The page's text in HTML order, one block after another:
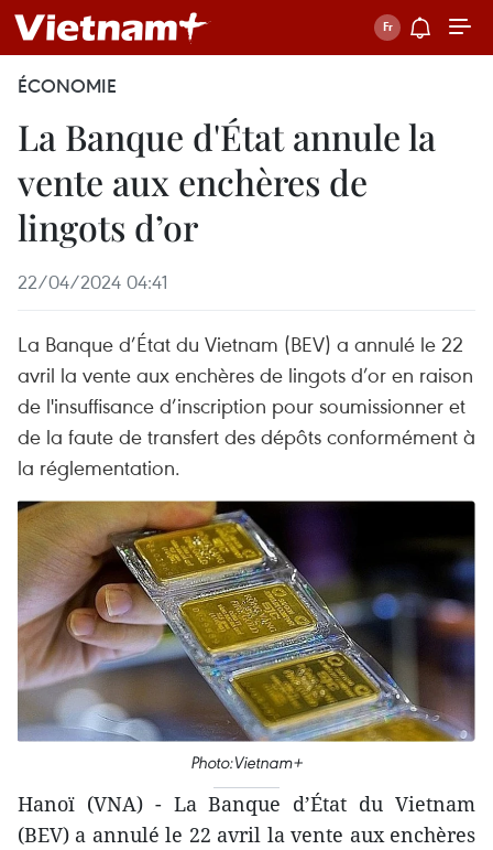
ÉCONOMIE
La Banque d'État annule la
vente aux enchères de
lingots d’or
22/04/2024 04:41
La Banque d’État du Vietnam (BEV) a annulé le 22
avril la vente aux enchères de lingots d’or en raison
de l'insuffisance d’inscription pour soumissionner et
de la faute de transfert des dépôts conformément à
la réglementation.
Photo:Vietnam+
Hanoï (VNA) - La Banque d’État du Vietnam
(BEV) a annulé le 22 avril la vente aux enchères